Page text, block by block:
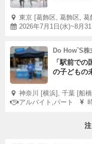
東京 [葛飾区, 葛飾区, 葛
2026年7月1日(水)~8月
Do How`S株
「駅前で
の子どもの
神奈川 [横浜], 千葉 [船
アルバイト,パート